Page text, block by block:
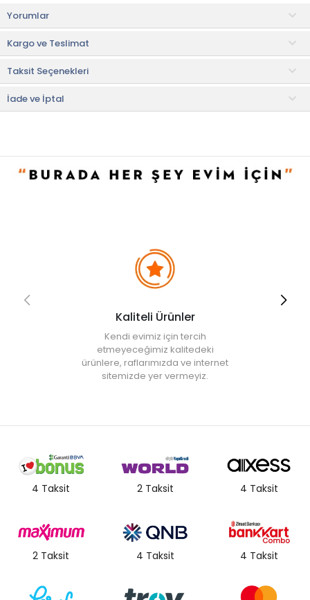
Yüksek kaliteli işçiliği ve dayanıklı yapısıyla, uzun yıllar boyunca ilk
günkü gibi kullanım imkanı sunar.
Kullanım ve Bakım Bilgileri
• Hassas yıkama programında maksimum 40 °C'de yıkayınız.
• Ütü yapılmamalıdır.
• Çamaşır suyu ve benzeri kimyasal maddeler kullanılmamalıdır.
• " Ürün görsellerinde ışık, ortam ve dijital düzenlemelere bağlı
olarak renk ve doku farklılıkları oluşabilir. "
Yorumlar
Kargo ve Teslimat
Taksit Seçenekleri
İade ve İptal
Kaliteli Ürünler
Kendi evimiz için tercih
etmeyeceğimiz kalitedeki
ürünlere, raflarımızda ve internet
sitemizde yer vermeyiz.
4 Taksit 2 Taksit 4 Taksit
2 Taksit 4 Taksit 4 Taksit